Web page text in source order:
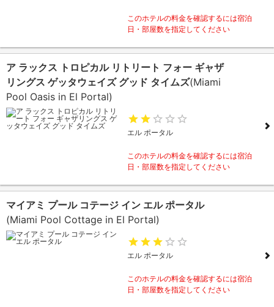
このホテルの料金を確認するには宿泊
日・部屋数を指定してください
ア ラックス トロピカル リトリート フォー ギャザ
リングス ゲッタウェイズ グッド タイムズ(Miami
Pool Oasis in El Portal)
エル ポータル
このホテルの料金を確認するには宿泊
日・部屋数を指定してください
マイアミ プール コテージ イン エル ポータル
(Miami Pool Cottage in El Portal)
エル ポータル
このホテルの料金を確認するには宿泊
日・部屋数を指定してください